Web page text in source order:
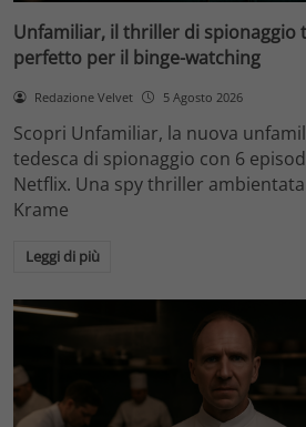
Unfamiliar, il thriller di spionaggio
perfetto per il binge-watching
Redazione Velvet 5 Agosto 2026
Scopri Unfamiliar, la nuova
tedesca di spionaggio con 6
Netflix. Una spy thriller
Krame
Leggi di più